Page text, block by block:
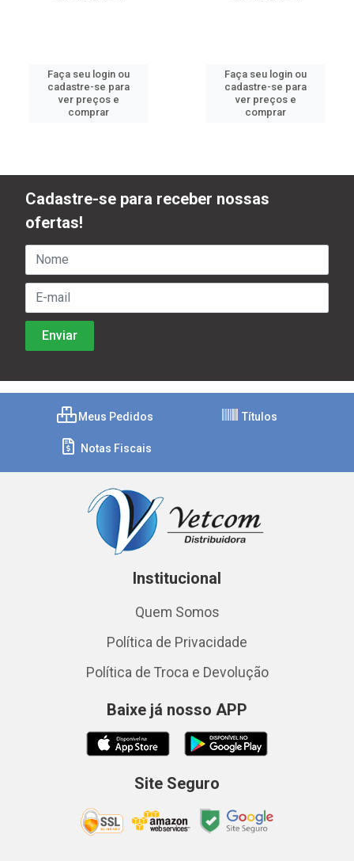
Faça seu login ou
cadastre-se para
ver preços e
comprar
Faça seu login ou
cadastre-se para
ver preços e
comprar
Cadastre-se para receber nossas
ofertas!
Meus Pedidos Títulos
Notas Fiscais
Institucional
Quem Somos
Política de Privacidade
Política de Troca e Devolução
Baixe já nosso APP
Site Seguro